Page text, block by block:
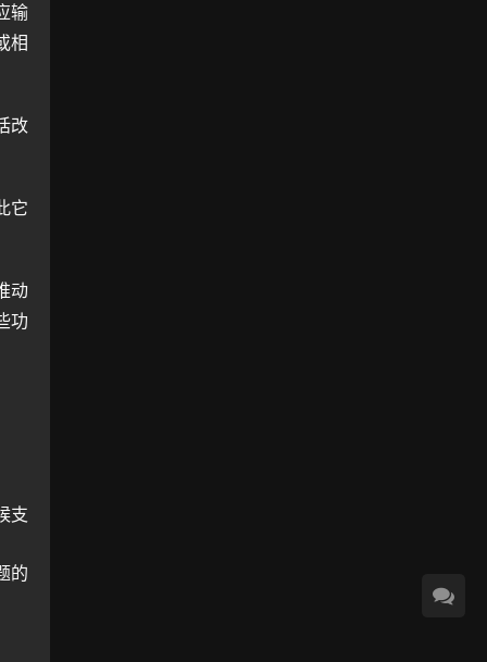
输
相
改
它
动
功
支
的